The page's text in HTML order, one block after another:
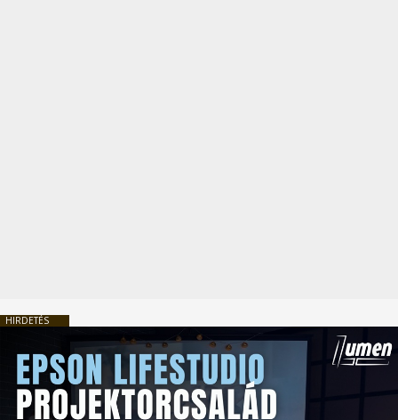
HIRDETÉS